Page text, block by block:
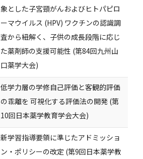
象とした子宮頸がんおよびヒトパピロ
ーマウイルス (HPV) ワクチンの認識調
査から紐解く、子供の成長段階に応じ
た薬剤師の支援可能性 (第84回九州山
口薬学大会)
低学力層の学修自己評価と客観的評価
の乖離を 可視化する評価法の開発 (第
10回日本薬学教育学会大会)
新学習指導要領に準じたアドミッショ
ン・ポリシーの改定 (第9回日本薬学教